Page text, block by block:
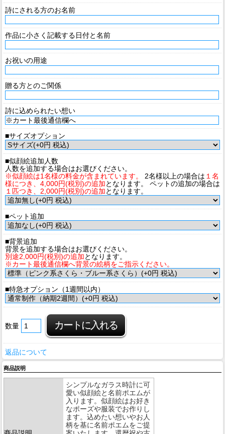
詩にされる方のお名前
作品に小さく記載する日付と名前
お祝いの用途
贈る方とのご関係
詩に込められたい想い
■サイズオプション
■似顔絵追加人数
人数を追加する場合はお選びください。
※似顔絵は1名様の料金が含まれています。
2名様以上の場合は １名
様につき、4,000円(税別)の追加となります。 ペットの追加の場合は
１匹つき、2,000円(税別)の追加となります。
■ペット追加
■背景追加
背景を追加する場合はお選びください。
別途2,000円(税別)の追加となります。
※カート最後通信欄へ背景の絵柄をご指示ください。
■特急オプション（1週間以内）
数量
返品について
商品説明
シンプルなガラス時計に可
愛い似顔絵と名前ポエムが
入ります。似顔絵はお好き
なポーズや服装でお作りし
ます。込めたい想いやお人
柄を基に名前ポエムをご提